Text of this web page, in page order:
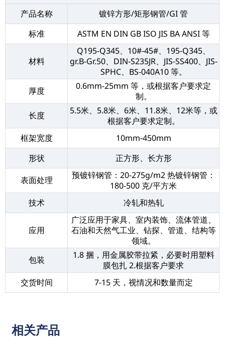
产品名称
镀锌方形/矩形钢管/GI 管
标准
ASTM EN DIN GB ISO JIS BA ANSI 等
材料
Q195-Q345、10#-45#、195-Q345、
gr.B-Gr.50、DIN-S235JR、JIS-SS400、JIS-
SPHC、BS-040A10 等。
厚度
0.6mm-25mm 等，或根据客户要求定
制。
长度
5.5米、5.8米、6米、11.8米、12米等，或
根据客户要求定制。
框架宽度
10mm-450mm
形状
正方形、长方形
表面处理
预镀锌钢管：20-275g/m2 热镀锌钢管：
180-500 克/平方米
技术
冷轧和热轧
应用
广泛应用于家具、室内装饰、流体管道、
石油和天然气工业、钻探、管道、结构等
领域。
包装
1.8 捆，用金属胶带拉紧，必要时用塑料
膜包扎 2.根据客户要求
交货时间
7-15 天，视情况和数量而定
相关产品